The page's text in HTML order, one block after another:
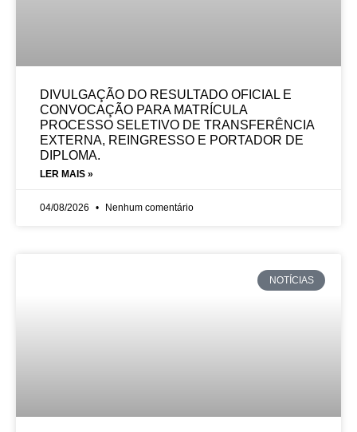
DIVULGAÇÃO DO RESULTADO OFICIAL E
CONVOCAÇÃO PARA MATRÍCULA
PROCESSO SELETIVO DE TRANSFERÊNCIA
EXTERNA, REINGRESSO E PORTADOR DE
DIPLOMA.
LER MAIS »
04/08/2026 Nenhum comentário
NOTÍCIAS